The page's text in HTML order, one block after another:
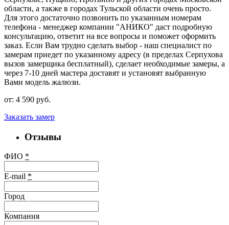
области, а также в городах Тульской области очень просто.
Для этого достаточно позвонить по указанным номерам
телефона - менеджер компании "АНИКО" даст подробную
консультацию, ответит на все вопросы и поможет оформить
заказ. Если Вам трудно сделать выбор - наш специалист по
замерам приедет по указанному адресу (в пределах Серпухова
вызов замерщика бесплатный), сделает необходимые замеры, а
через 7-10 дней мастера доставят и установят выбранную
Вами модель жалюзи.
от: 4 590 pуб.
Заказать замер
Отзывы
ФИО *
E-mail *
Город
Компания